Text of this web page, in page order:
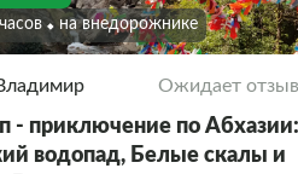
На внедорожнике
Ожидает
- приключение по Абхазии:
водопад, Белые скалы и